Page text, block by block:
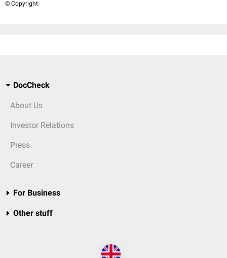
© Copyright
DocCheck
About Us
Investor Relations
Press
Career
For Business
Other stuff